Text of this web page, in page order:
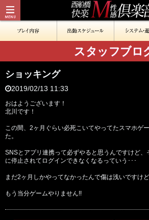
スタッフブロ
ショッキング
2019/02/13 11:33
おはようございます！
北川です！
この間、2ヶ月ぐらい必死こいてやってたスマホゲ
た。
SNSとアプリ連携って必ずやると思うんですけど、
に停止されてログインできなくなるっていう･･･
まだ2ヶ月しかやってなかったんで傷は浅いですけ
もう当分ゲームやりません!!